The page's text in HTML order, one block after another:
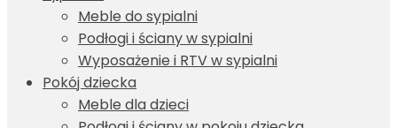
Meble do sypialni
Podłogi i ściany w sypialni
Wyposażenie i RTV w sypialni
Pokój dziecka
Meble dla dzieci